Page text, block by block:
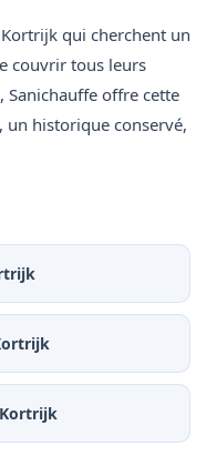
qui cherchent un
couvrir tous leurs
Sanichauffe offre cette
historique conservé,